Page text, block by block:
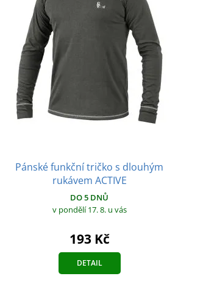
Pánské funkční tričko s dlouhým
rukávem ACTIVE
DO 5 DNŮ
v pondělí 17. 8. u vás
193 Kč
DETAIL